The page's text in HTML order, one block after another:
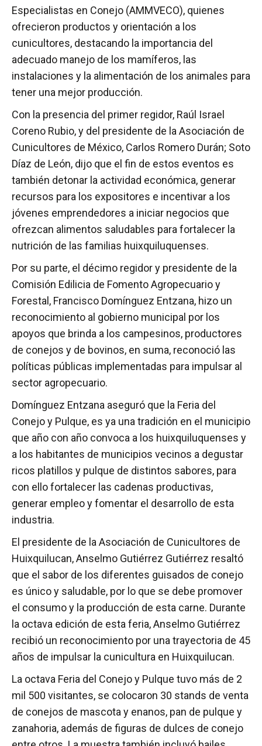
Especialistas en Conejo (AMMVECO), quienes
ofrecieron productos y orientación a los
cunicultores, destacando la importancia del
adecuado manejo de los mamíferos, las
instalaciones y la alimentación de los animales para
tener una mejor producción.
Con la presencia del primer regidor, Raúl Israel
Coreno Rubio, y del presidente de la Asociación de
Cunicultores de México, Carlos Romero Durán; Soto
Díaz de León, dijo que el fin de estos eventos es
también detonar la actividad económica, generar
recursos para los expositores e incentivar a los
jóvenes emprendedores a iniciar negocios que
ofrezcan alimentos saludables para fortalecer la
nutrición de las familias huixquiluquenses.
Por su parte, el décimo regidor y presidente de la
Comisión Edilicia de Fomento Agropecuario y
Forestal, Francisco Domínguez Entzana, hizo un
reconocimiento al gobierno municipal por los
apoyos que brinda a los campesinos, productores
de conejos y de bovinos, en suma, reconoció las
políticas públicas implementadas para impulsar al
sector agropecuario.
Domínguez Entzana aseguró que la Feria del
Conejo y Pulque, es ya una tradición en el municipio
que año con año convoca a los huixquiluquenses y
a los habitantes de municipios vecinos a degustar
ricos platillos y pulque de distintos sabores, para
con ello fortalecer las cadenas productivas,
generar empleo y fomentar el desarrollo de esta
industria.
El presidente de la Asociación de Cunicultores de
Huixquilucan, Anselmo Gutiérrez Gutiérrez resaltó
que el sabor de los diferentes guisados de conejo
es único y saludable, por lo que se debe promover
el consumo y la producción de esta carne. Durante
la octava edición de esta feria, Anselmo Gutiérrez
recibió un reconocimiento por una trayectoria de 45
años de impulsar la cunicultura en Huixquilucan.
La octava Feria del Conejo y Pulque tuvo más de 2
mil 500 visitantes, se colocaron 30 stands de venta
de conejos de mascota y enanos, pan de pulque y
zanahoria, además de figuras de dulces de conejo